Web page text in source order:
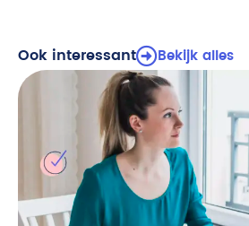
Ook interessant Bekijk alles